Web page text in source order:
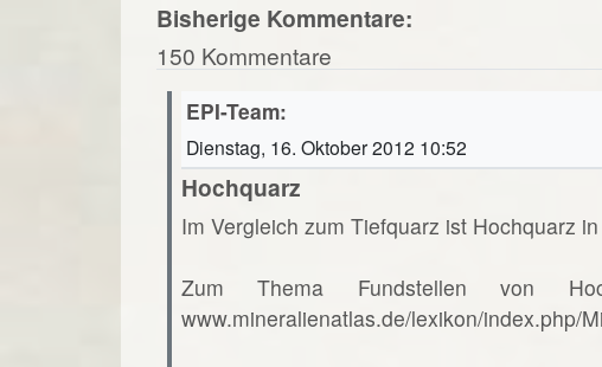
Bisherige Kommentare:
150 Kommentare
EPI-Team:
Dienstag, 16. Oktober 2012 10:52
Hochquarz
Im Vergleich zum Tiefquarz ist Hochquarz
Zum Thema Fundstellen von
www.mineralienatlas.de/lexikon/index.php/